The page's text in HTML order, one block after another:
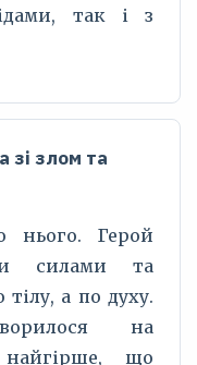
так і з
зі злом та
нього. Герой
силами та
а по духу.
на
що